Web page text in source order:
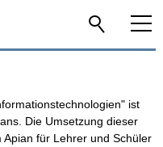
ist
Die Umsetzung dieser
für Lehrer und Schüler